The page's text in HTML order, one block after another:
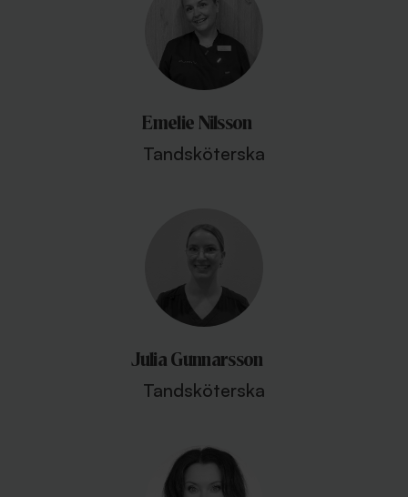
Emelie Nilsson
Tandsköterska
Julia Gunnarsson
Tandsköterska